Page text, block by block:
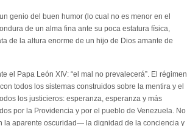
genio del buen humor (lo cual no es menor en el
de un alma fina ante su poca estatura física,
de la altura enorme de un hijo de Dios amante de
el Papa León XIV: “el mal no prevalecerá”. El régimen
todos los sistemas construidos sobre la mentira y el
los justicieros: esperanza, esperanza y más
por la Providencia y por el pueblo de Venezuela. No
aparente oscuridad— la dignidad de la conciencia y